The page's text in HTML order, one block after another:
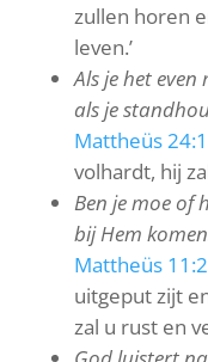
zullen horen
leven.’
Als je het
als je
Mattheüs
volhardt, hij
Ben je moe of
bij Hem
Mattheüs
uitgeput zijt
zal u rust en